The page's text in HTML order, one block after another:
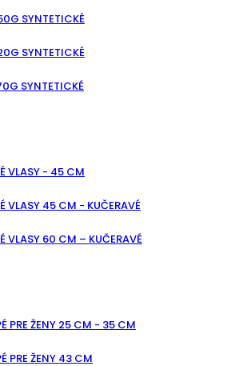
SYNTETICKÉ
SYNTETICKÉ
SYNTETICKÉ
VLASY - 45 CM
VLASY 45 CM - KUČERAVÉ
VLASY 60 CM – KUČERAVÉ
PRE ŽENY 25 CM - 35 CM
PRE ŽENY 43 CM